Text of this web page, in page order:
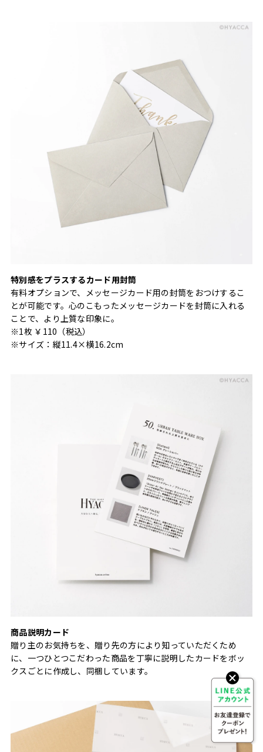
特別感をプラスするカード用封筒
有料オプションで、メッセージカード用の封筒をおつけするこ
とが可能です。心のこもったメッセージカードを封筒に入れる
ことで、より上質な印象に。
※1枚 ￥110（税込）
※サイズ：縦11.4×横16.2cm
商品説明カード
贈り主のお気持ちを、贈り先の方により知っていただくため
に、一つひとつこだわった商品を丁寧に説明したカードをボッ
クスごとに作成し、同梱しています。